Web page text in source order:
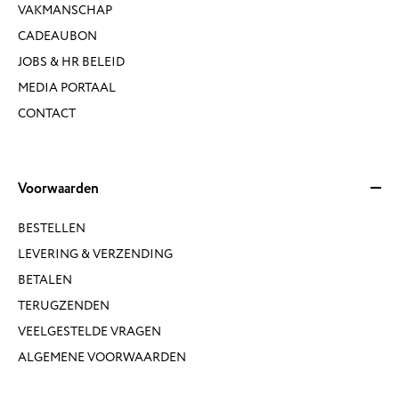
VAKMANSCHAP
CADEAUBON
JOBS & HR BELEID
MEDIA PORTAAL
CONTACT
Voorwaarden
BESTELLEN
LEVERING & VERZENDING
BETALEN
TERUGZENDEN
VEELGESTELDE VRAGEN
ALGEMENE VOORWAARDEN